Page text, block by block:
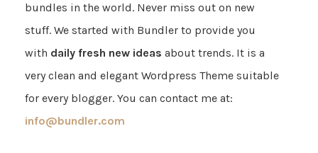
bundles in the world. Never miss out on new
stuff. We started with Bundler to provide you
with daily fresh new ideas about trends. It is a
very clean and elegant Wordpress Theme suitable
for every blogger. You can contact me at:
info@bundler.com